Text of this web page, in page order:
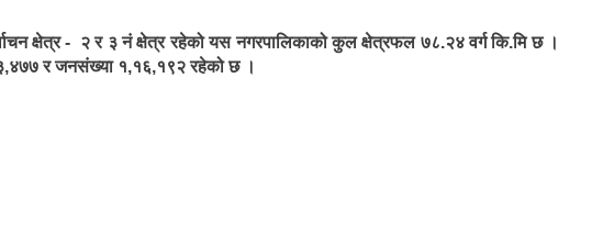
क्षेत्र - २ र ३ नं क्षेत्र रहेको यस नगरपालिकाको कुल क्षेत्रफल ७८.२४ वर्ग कि.मि छ ।
२३,४७७ र जनसंख्या १,१६,१९२ रहेको छ ।